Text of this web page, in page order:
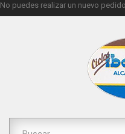
No puedes realizar un nuevo